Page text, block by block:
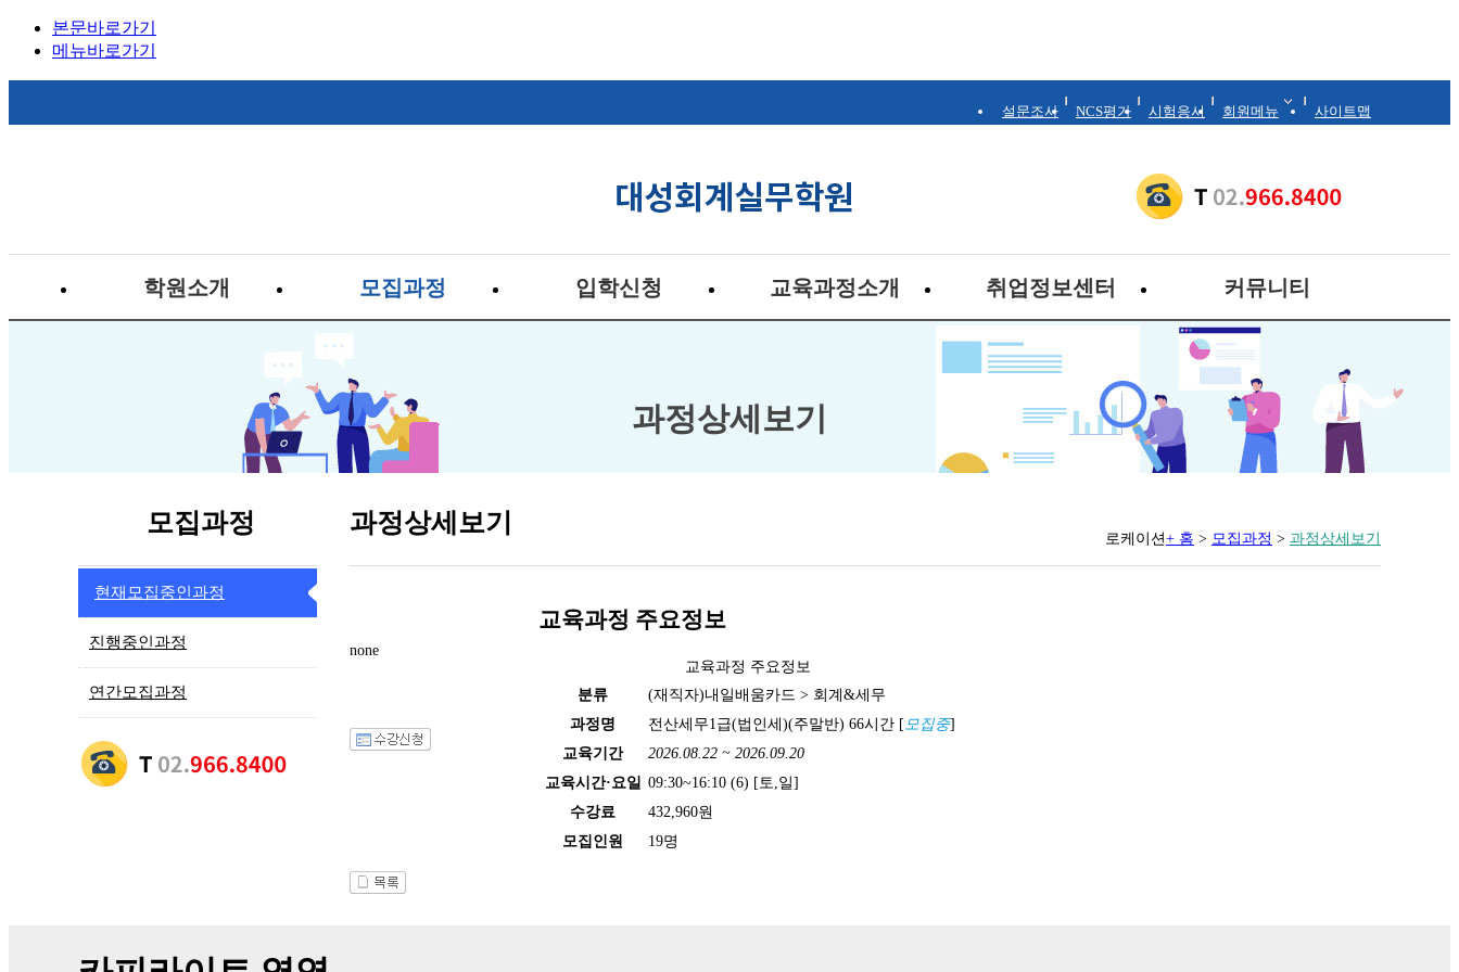
본문바로가기
메뉴바로가기
설문조사 NCS평가 시험응시 회원메뉴 사이트맵
학원소개 모집과정 입학신청 교육과정소개 취업정보센터 커뮤니티
과정상세보기
모집과정
현재모집중인과정
진행중인과정
연간모집과정
과정상세보기
로케이션+ 홈 > 모집과정 > 과정상세보기
none
교육과정 주요정보
교육과정 주요정보
분류
(재직자)내일배움카드 > 회계&세무
과정명
전산세무1급(법인세)(주말반) 66시간 [ 모집중]
교육기간
2026.08.22 ~ 2026.09.20
교육시간·요일 09:30~16:10 (6) [토,일]
수강료
432,960원
모집인원
19명